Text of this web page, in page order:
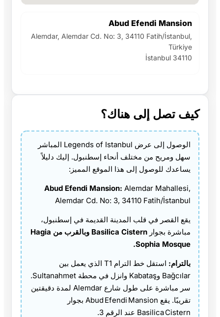
Abud Efendi Mansion
Alemdar, Alemdar Cd. No: 3, 34110 Fatih/İstanbul,
Türkiye
İstanbul 34110
كيف تصل إلى هناك؟
الوصول إلى عرض Legends of Istanbul المباشر
سهل ومريح من مختلف أنحاء إسطنبول. إليك دليلاً
يساعدك للوصول إلى هذا الموقع المميز:
Abud Efendi Mansion: Alemdar Mahallesi,
Alemdar Cd. No: 3, 34110 Fatih/İstanbul
يقع القصر في قلب المدينة القديمة في إسطنبول،
مباشرة بجوار
Basilica Cistern وبالقرب من Hagia
Sophia Mosque.
بالترام:
استقل خط الترام T1 الذي يعمل بين
Bağcılar وKabataş وانزل في محطة Sultanahmet.
سر مباشرة على طول شارع Alemdar لمدة دقيقتين
تقريبًا. يقع Abud Efendi Mansion بجوار
Basilica Cistern عند الرقم 3.